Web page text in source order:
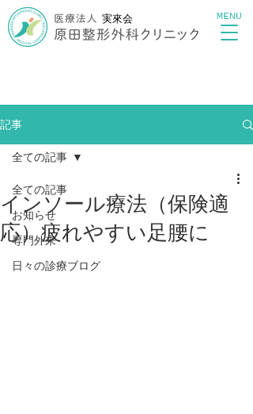
MENU
実來会
記事
全ての記事
お知らせ
専門外来
日々の診療ブログ
全ての記事
インソール療法（保険適
応）疲れやすい足腰に